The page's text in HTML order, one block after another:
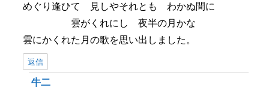
めぐり逢ひて 見しやそれとも わかぬ間に
雲がくれにし 夜半の月かな
雲にかくれた月の歌を思い出しました。
返信
牛二よ